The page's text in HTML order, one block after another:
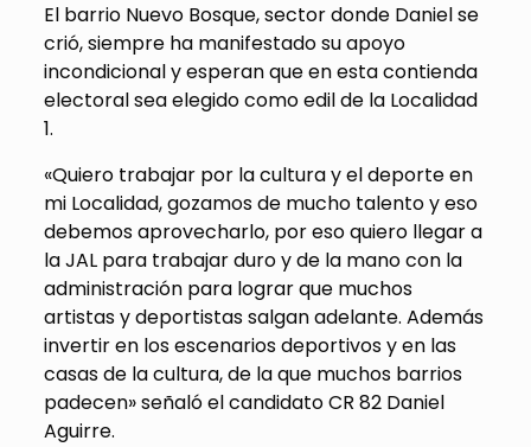
El barrio Nuevo Bosque, sector donde Daniel se
crió, siempre ha manifestado su apoyo
incondicional y esperan que en esta contienda
electoral sea elegido como edil de la Localidad
1.
«Quiero trabajar por la cultura y el deporte en
mi Localidad, gozamos de mucho talento y eso
debemos aprovecharlo, por eso quiero llegar a
la JAL para trabajar duro y de la mano con la
administración para lograr que muchos
artistas y deportistas salgan adelante. Además
invertir en los escenarios deportivos y en las
casas de la cultura, de la que muchos barrios
padecen» señaló el candidato CR 82 Daniel
Aguirre.